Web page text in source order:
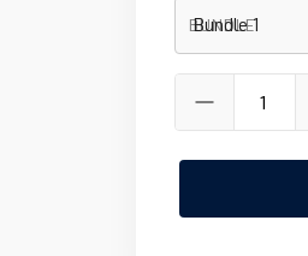
BUNDLE